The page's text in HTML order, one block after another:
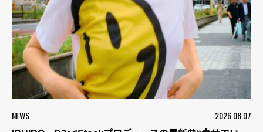
NEWS 2026.08.07